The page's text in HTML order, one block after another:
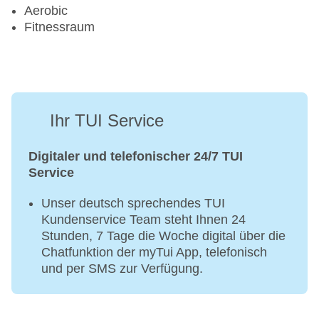
Aerobic
Fitnessraum
Ihr TUI Service
Digitaler und telefonischer 24/7 TUI
Service
Unser deutsch sprechendes TUI
Kundenservice Team steht Ihnen 24
Stunden, 7 Tage die Woche digital über die
Chatfunktion der myTui App, telefonisch
und per SMS zur Verfügung.